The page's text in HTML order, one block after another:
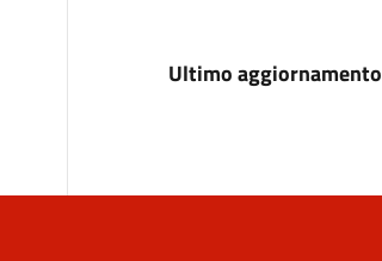
Ultimo aggiornamento